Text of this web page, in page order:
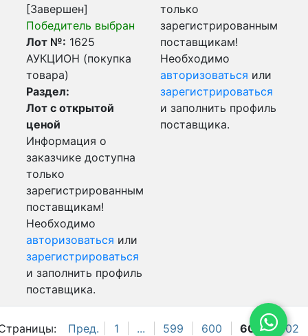
Пред. 1 ... 599 600 601 602
[Завершен]
Победитель выбран
Лот №: 1625
АУКЦИОН (покупка
товара)
Раздел:
Лот с открытой
ценой
Информация о
заказчике доступна
только
зарегистрированным
поставщикам!
Необходимо
авторизоваться или
зарегистрироваться
и заполнить профиль
поставщика.
только
зарегистрированным
поставщикам!
Необходимо
авторизоваться или
зарегистрироваться
и заполнить профиль
поставщика.